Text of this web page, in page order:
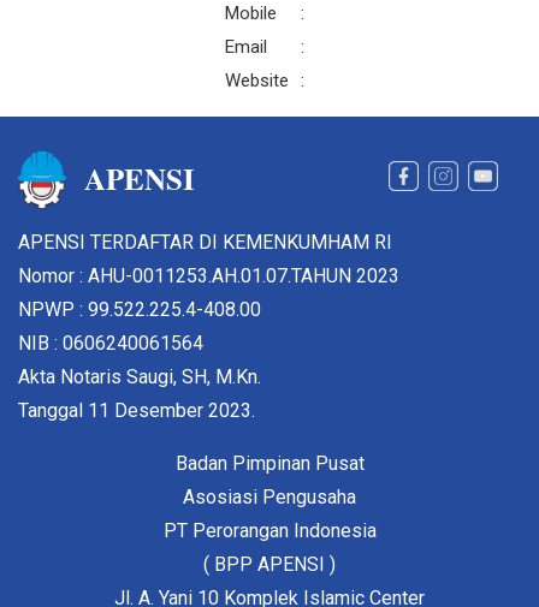
Mobile
:
Email
:
Website
:
APENSI
APENSI TERDAFTAR DI KEMENKUMHAM RI
Nomor : AHU-0011253.AH.01.07.TAHUN 2023
NPWP : 99.522.225.4-408.00
NIB : 0606240061564
Akta Notaris Saugi, SH, M.Kn.
Tanggal 11 Desember 2023.
Badan Pimpinan Pusat
Asosiasi Pengusaha
PT Perorangan Indonesia
( BPP APENSI )
Jl. A. Yani 10 Komplek Islamic Center